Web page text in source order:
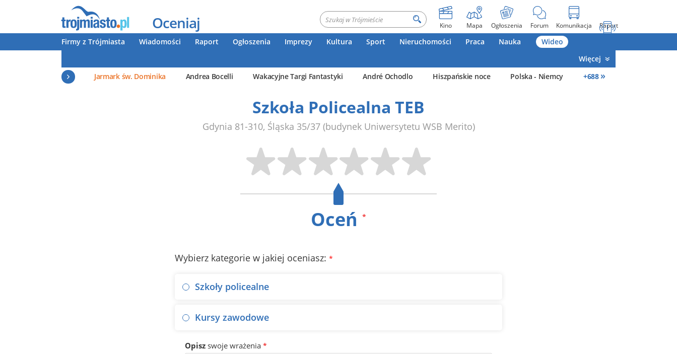
Oceniaj Kino Mapa Ogłoszenia Forum Komunikacja Raport
Firmy z Trójmiasta Wiadomości Raport Ogłoszenia Imprezy Kultura Sport Nieruchomości Praca Nauka
Wideo
Więcej
Jarmark św. Dominika
Andrea Bocelli Wakacyjne Targi Fantastyki André Ochodlo Hiszpańskie noce Polska - Niemcy +688 »
Szkoła Policealna TEB
Gdynia 81-310, Śląska 35/37 (budynek Uniwersytetu WSB Merito)
Oceń *
Wybierz kategorie w jakiej oceniasz: *
Szkoły policealne
Kursy zawodowe
Opisz swoje wrażenia *